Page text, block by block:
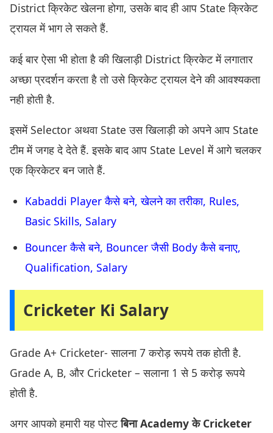
District क्रिकेट खेलना होगा, उसके बाद ही आप State क्रिकेट
ट्रायल में भाग ले सकते हैं.
कई बार ऐसा भी होता है की खिलाड़ी District क्रिकेट में लगातार
अच्छा प्रदर्शन करता है तो उसे क्रिकेट ट्रायल देने की आवश्यकता
नही होती है.
इसमें Selector अथवा State उस खिलाड़ी को अपने आप State
टीम में जगह दे देते हैं. इसके बाद आप State Level में आगे चलकर
एक क्रिकेटर बन जाते हैं.
Kabaddi Player कैसे बने, खेलने का तरीका, Rules,
Basic Skills, Salary
Bouncer कैसे बने, Bouncer जैसी Body कैसे बनाए,
Qualification, Salary
Cricketer Ki Salary
Grade A+ Cricketer- सालना 7 करोड़ रूपये तक होती है.
Grade A, B, और Cricketer – सलाना 1 से 5 करोड़ रूपये
होती है.
अगर आपको हमारी यह पोस्टबिना Academy के Cricketer